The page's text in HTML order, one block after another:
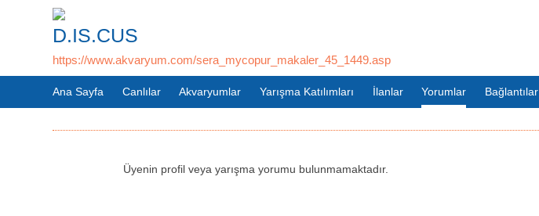
D.IS.CUS
https://www.akvaryum.com/sera_mycopur_makaler_45_1449.asp
Ana Sayfa Canlılar Akvaryumlar Yarışma Katılımları İlanlar Yorumlar Bağlantılar
Üyenin profil veya yarışma yorumu bulunmamaktadır.